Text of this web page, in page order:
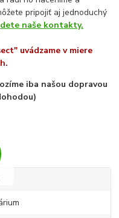
pripojiť aj jednoduchý
naše kontakty.
uvádzame v miere
iba našou dopravou